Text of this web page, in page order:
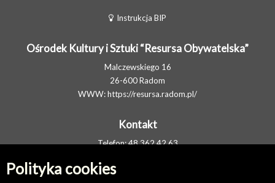
Polityka cookies
Instrukcja BIP
Ośrodek Kultury i Sztuki “Resursa Obywatelska”
Malczewskiego 16
26-600 Radom
WWW:https://resursa.radom.pl/
Kontakt
Telefon: 48 362 42 63
E-MAIL:resursa@resursa.radom.pl